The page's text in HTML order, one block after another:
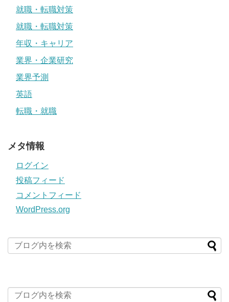
就職・転職対策
就職・転職対策
年収・キャリア
業界・企業研究
業界予測
英語
転職・就職
メタ情報
ログイン
投稿フィード
コメントフィード
WordPress.org